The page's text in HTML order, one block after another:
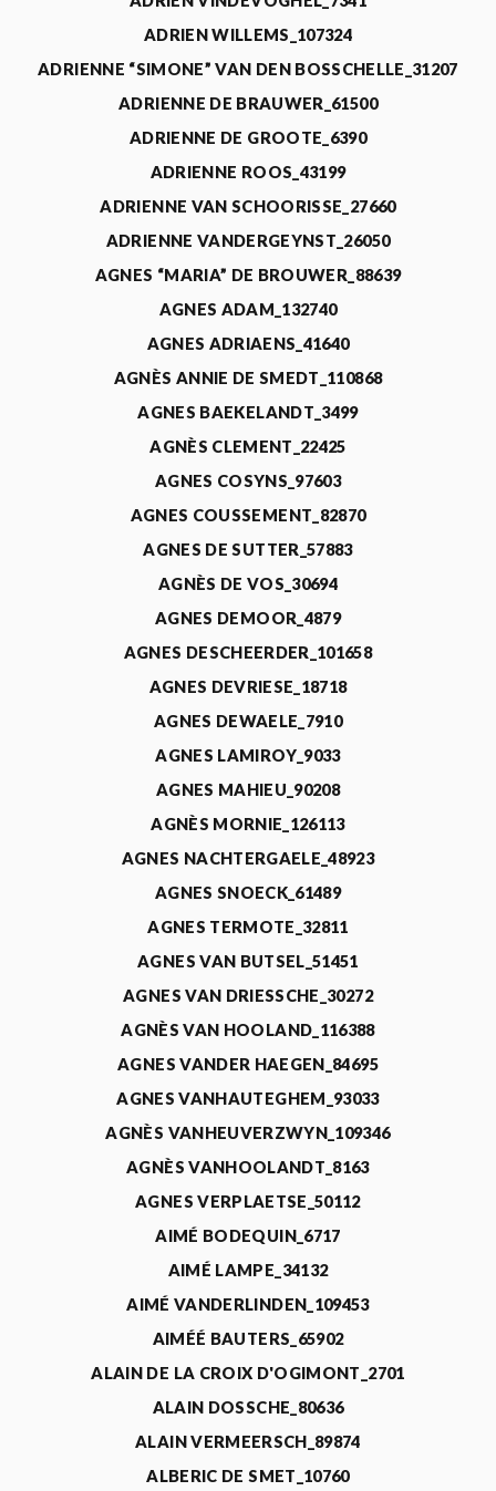
ADRIEN WILLEMS_107324
ADRIENNE “SIMONE” VAN DEN BOSSCHELLE_31207
ADRIENNE DE BRAUWER_61500
ADRIENNE DE GROOTE_6390
ADRIENNE ROOS_43199
ADRIENNE VAN SCHOORISSE_27660
ADRIENNE VANDERGEYNST_26050
AGNES “MARIA” DE BROUWER_88639
AGNES ADAM_132740
AGNES ADRIAENS_41640
AGNÈS ANNIE DE SMEDT_110868
AGNES BAEKELANDT_3499
AGNÈS CLEMENT_22425
AGNES COSYNS_97603
AGNES COUSSEMENT_82870
AGNES DE SUTTER_57883
AGNÈS DE VOS_30694
AGNES DEMOOR_4879
AGNES DESCHEERDER_101658
AGNES DEVRIESE_18718
AGNES DEWAELE_7910
AGNES LAMIROY_9033
AGNES MAHIEU_90208
AGNÈS MORNIE_126113
AGNES NACHTERGAELE_48923
AGNES SNOECK_61489
AGNES TERMOTE_32811
AGNES VAN BUTSEL_51451
AGNES VAN DRIESSCHE_30272
AGNÈS VAN HOOLAND_116388
AGNES VANDER HAEGEN_84695
AGNES VANHAUTEGHEM_93033
AGNÈS VANHEUVERZWYN_109346
AGNÈS VANHOOLANDT_8163
AGNES VERPLAETSE_50112
AIMÉ BODEQUIN_6717
AIMÉ LAMPE_34132
AIMÉ VANDERLINDEN_109453
AIMÉÉ BAUTERS_65902
ALAIN DE LA CROIX D'OGIMONT_2701
ALAIN DOSSCHE_80636
ALAIN VERMEERSCH_89874
ALBERIC DE SMET_10760